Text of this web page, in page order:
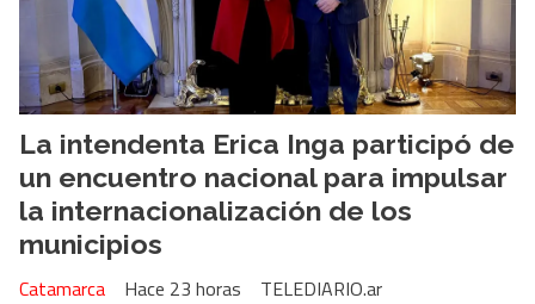
La intendenta Erica Inga participó de
un encuentro nacional para impulsar
la internacionalización de los
municipios
TELEDIARIO.ar
Catamarca
Hace 23 horas